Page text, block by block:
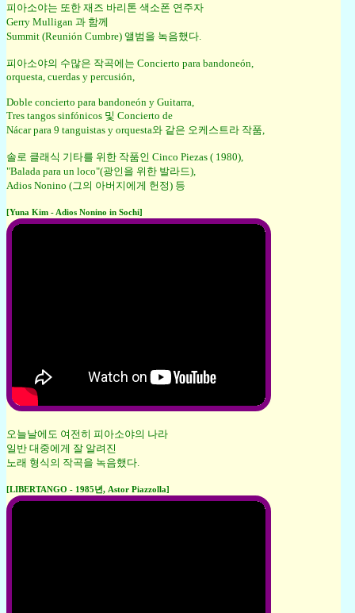
피아소야는 또한 재즈 바리톤 색소폰 연주자
Gerry Mulligan 과 함께
Summit (Reunión Cumbre) 앨범을 녹음했다.
피아소야의 수많은 작곡에는 Concierto para bandoneón,
orquesta, cuerdas y percusión,
Doble concierto para bandoneón y Guitarra,
Tres tangos sinfónicos 및 Concierto de
Nácar para 9 tanguistas y orquesta와 같은 오케스트라 작품,
솔로 클래식 기타를 위한 작품인 Cinco Piezas ( 1980),
"Balada para un loco"(광인을 위한 발라드),
Adios Nonino (그의 아버지에게 헌정) 등
[Yuna Kim - Adios Nonino in Sochi]
오늘날에도 여전히 피아소야의 나라
일반 대중에게 잘 알려진
노래 형식의 작곡을 녹음했다.
[LIBERTANGO - 1985년, Astor Piazzolla]